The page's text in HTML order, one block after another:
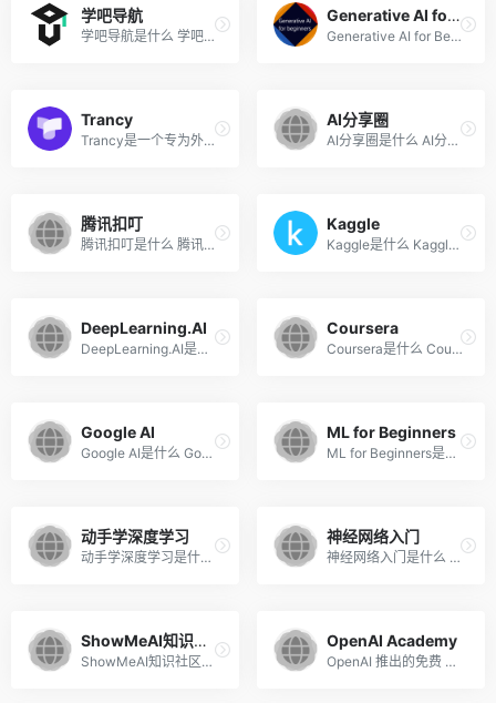
学吧导航
学吧导航是什么 学吧导航是为...
Generative AI for Beginners
Generative AI for Beginners...
Trancy
Trancy是一个专为外语学习者...
AI分享圈
AI分享圈是什么 AI分享圈是最...
腾讯扣叮
腾讯扣叮是什么 腾讯扣叮是腾...
Kaggle
Kaggle是什么 Kaggle 是全球...
DeepLearning.AI
DeepLearning.AI是什么 DeepL...
Coursera
Coursera是什么 Coursera 是...
Google AI
Google AI是什么 Google AI是...
ML for Beginners
ML for Beginners是什么 ML f...
动手学深度学习
动手学深度学习是什么 动手学...
神经网络入门
神经网络入门是什么 神经网络...
ShowMeAI知识社区
ShowMeAI知识社区是什么 Show...
OpenAI Academy
OpenAI 推出的免费 AI 学习平台